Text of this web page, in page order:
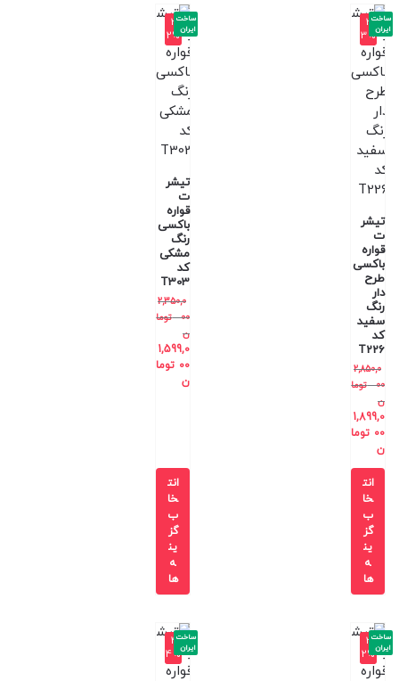
-3
3%
تیشر
ت
قواره
باکسی
طرح
دار
رنگ
سفید
کد
T226
2,850,0
00
توما
ن
1,899,0
00 توما
ن
ساخت
ایران
انت
خا
ب
گز
ین
ه
ها
-3
2%
تیشر
ت
قواره
باکسی
رنگ
مشکی
کد
T303
2,350,0
00
توما
ن
1,599,0
00 توما
ن
ساخت
ایران
انت
خا
ب
گز
ین
ه
ها
-3
2%
ساخت
ایران
-4
4%
ساخت
ایران